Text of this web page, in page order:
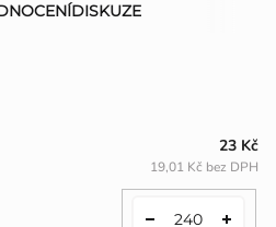
DISKUZE
23 Kč
19,01 Kč bez DPH